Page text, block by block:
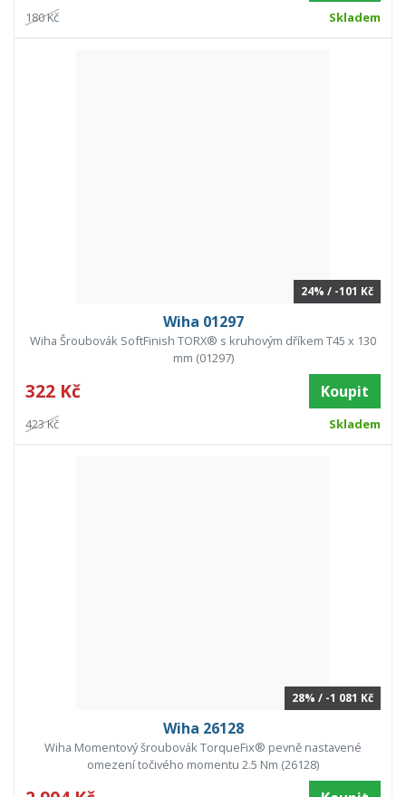
180 Kč Skladem
24% / -101 Kč
Wiha 01297
Wiha Šroubovák SoftFinish TORX® s kruhovým dříkem T45 x 130
mm (01297)
322 Kč Koupit
423 Kč Skladem
28% / -1 081 Kč
Wiha 26128
Wiha Momentový šroubovák TorqueFix® pevně nastavené
omezení točivého momentu 2.5 Nm (26128)